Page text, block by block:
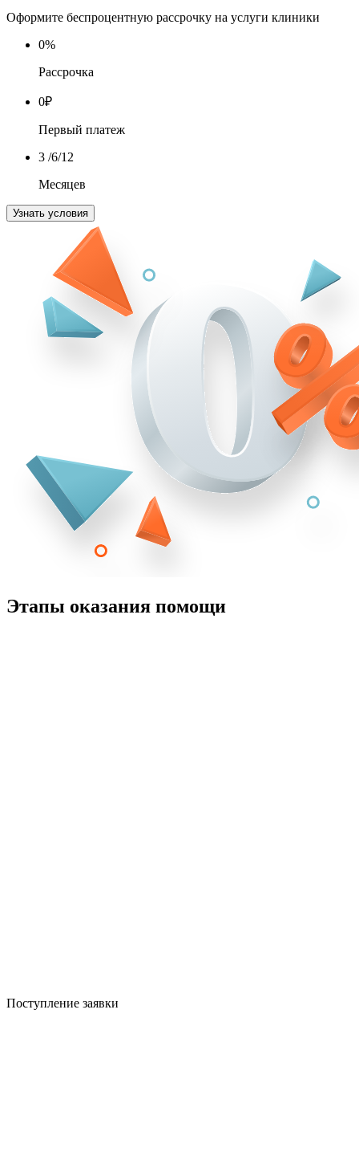
Оформите беспроцентную рассрочку на услуги клиники
0%
Рассрочка
0₽
Первый платеж
3 /6/12
Месяцев
Узнать условия
Этапы оказания помощи
Поступление заявки